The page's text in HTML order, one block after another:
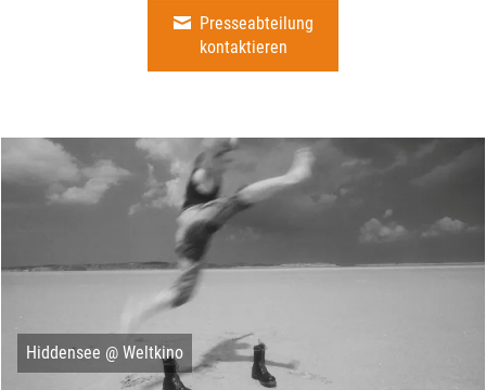
Presseabteilung
kontaktieren
Hiddensee @ Weltkino